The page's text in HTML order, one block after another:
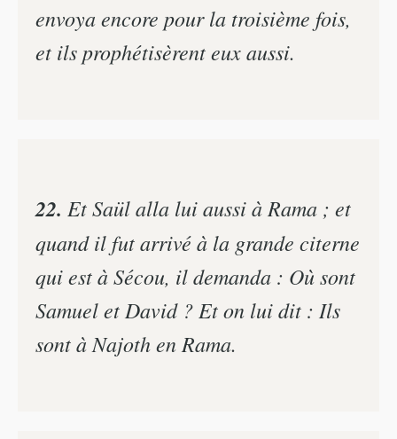
envoya encore pour la troisième fois,
et ils prophétisèrent eux aussi.
22. Et Saül alla lui aussi à Rama ; et
quand il fut arrivé à la grande citerne
qui est à Sécou, il demanda : Où sont
Samuel et David ? Et on lui dit : Ils
sont à Najoth en Rama.